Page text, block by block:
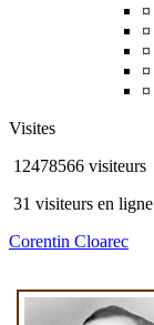
¤
¤
¤
¤
¤
Visites
12478566 visiteurs
31 visiteurs en ligne
Corentin Cloarec